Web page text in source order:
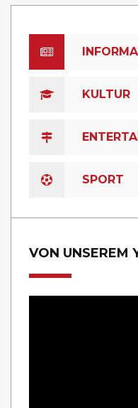
KULTUR
SPORT
VON UNSEREM